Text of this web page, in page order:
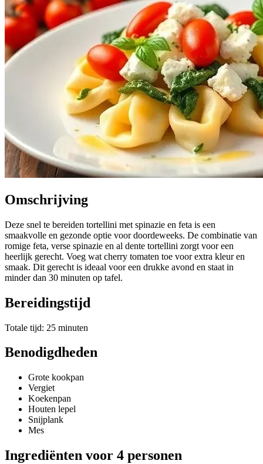
Omschrijving
Deze snel te bereiden tortellini met spinazie en feta is een
smaakvolle en gezonde optie voor doordeweeks. De combinatie van
romige feta, verse spinazie en al dente tortellini zorgt voor een
heerlijk gerecht. Voeg wat cherry tomaten toe voor extra kleur en
smaak. Dit gerecht is ideaal voor een drukke avond en staat in
minder dan 30 minuten op tafel.
Bereidingstijd
Totale tijd: 25 minuten
Benodigdheden
Grote kookpan
Vergiet
Koekenpan
Houten lepel
Snijplank
Mes
Ingrediënten voor 4 personen